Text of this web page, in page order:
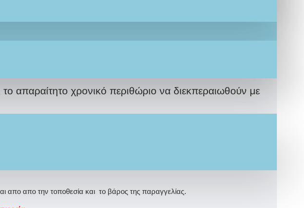
σας επιθυμία σε θέμα και χρώματα κατόπιν
απαραίτητο χρονικό περιθώριο να διεκπεραιωθούν με
καθώς ένα επιθυμείτε επιπλέον προϊόντα
να δρομολογηθεί η υλοποίηση της παραγγελίας σας
απο απο την τοποθεσία και το βάρος της παραγγελίας.